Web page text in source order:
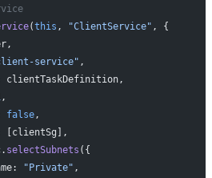
(this , "ClientService" , {
service" ,
clientTaskDefinition,
,
false,
[clientSg],
selectSubnets ({
"Private" ,